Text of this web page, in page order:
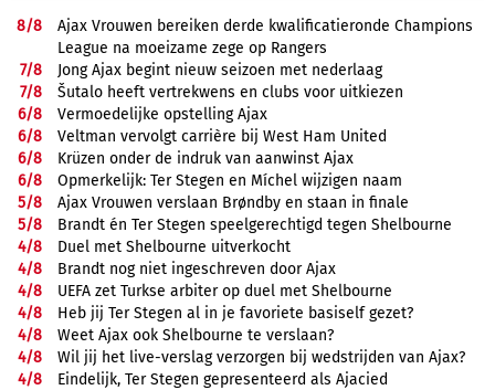
8/8
Ajax Vrouwen bereiken derde kwalificatieronde Champions
League na moeizame zege op Rangers
7/8
Jong Ajax begint nieuw seizoen met nederlaag
7/8
Šutalo heeft vertrekwens en clubs voor uitkiezen
6/8
Vermoedelijke opstelling Ajax
6/8
Veltman vervolgt carrière bij West Ham United
6/8
Krüzen onder de indruk van aanwinst Ajax
6/8
Opmerkelijk: Ter Stegen en Míchel wijzigen naam
5/8
Ajax Vrouwen verslaan Brøndby en staan in finale
5/8
Brandt én Ter Stegen speelgerechtigd tegen Shelbourne
4/8
Duel met Shelbourne uitverkocht
4/8
Brandt nog niet ingeschreven door Ajax
4/8
UEFA zet Turkse arbiter op duel met Shelbourne
4/8
Heb jij Ter Stegen al in je favoriete basiself gezet?
4/8
Weet Ajax ook Shelbourne te verslaan?
4/8
Wil jij het live-verslag verzorgen bij wedstrijden van Ajax?
4/8
Eindelijk, Ter Stegen gepresenteerd als Ajacied